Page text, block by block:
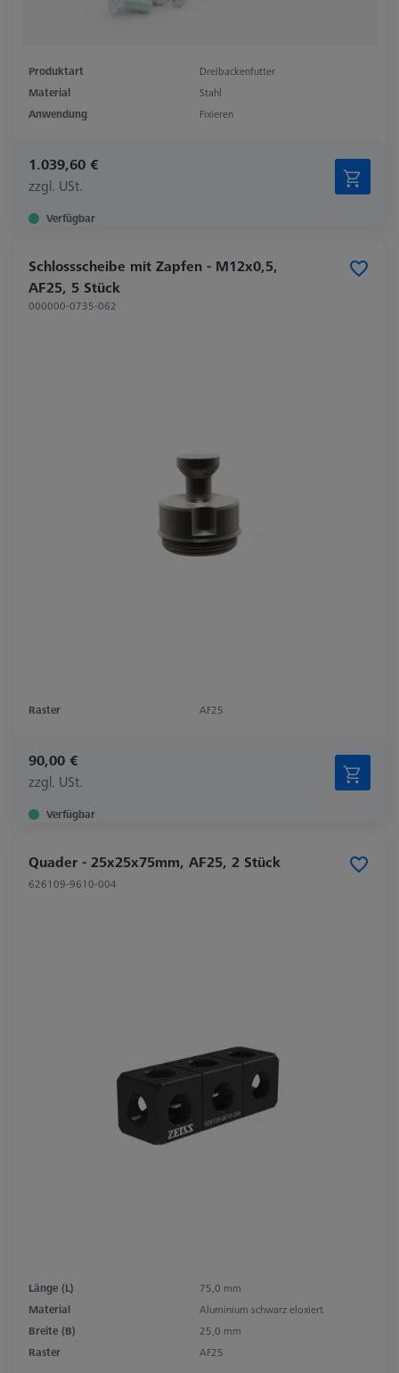
Produktart
Dreibackenfutter
Material
Stahl
Anwendung
Fixieren
1.039,60 €
zzgl. USt.
Verfügbar
Schlossscheibe mit Zapfen - M12x0,5,
AF25, 5 Stück
000000-0735-062
Raster AF25
90,00 €
zzgl. USt.
Verfügbar
Quader - 25x25x75mm, AF25, 2 Stück
626109-9610-004
Länge (L)
75,0 mm
Material
Aluminium schwarz eloxiert
Breite (B)
25,0 mm
Raster
AF25